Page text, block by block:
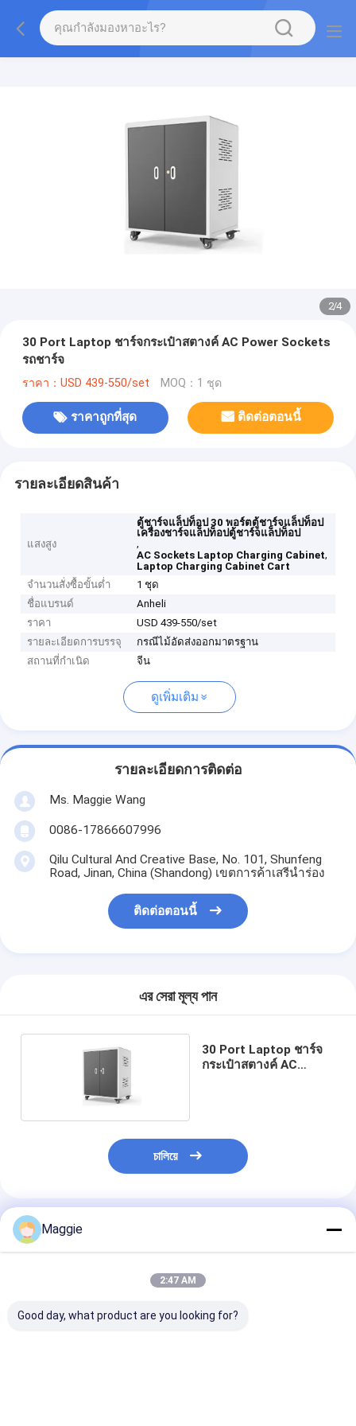
2/4
30 Port Laptop ชาร์จกระเป๋าสตางค์ AC Power Sockets
รถชาร์จ
ราคา：USD 439-550/set MOQ：1 ชุด
ราคาถูกที่สุด ติดต่อตอนนี้
รายละเอียดสินค้า
แสงสูง
ตู้ชาร์จแล็ปท็อป 30 พอร์ตตู้ชาร์จแล็ปท็อป
เครื่องชาร์จแล็ปท็อปตู้ชาร์จแล็ปท็อป
,
AC Sockets Laptop Charging Cabinet,
Laptop Charging Cabinet Cart
จำนวนสั่งซื้อขั้นต่ำ
1 ชุด
ชื่อแบรนด์
Anheli
ราคา
USD 439-550/set
รายละเอียดการบรรจุ
กรณีไม้อัดส่งออกมาตรฐาน
สถานที่กำเนิด
จีน
ดูเพิ่มเติม
รายละเอียดการติดต่อ
Ms. Maggie Wang
0086-17866607996
Qilu Cultural And Creative Base, No. 101, Shunfeng
Road, Jinan, China (Shandong) เขตการค้าเสรีนำร่อง
ติดต่อตอนนี้
এর সেরা মূল্য পান
30 Port Laptop ชาร์จ
กระเป๋าสตางค์ AC
চালিয়ে
แนะนำผลิตภัณฑ์
Maggie
2:47 AM
Good day, what product are you looking for?